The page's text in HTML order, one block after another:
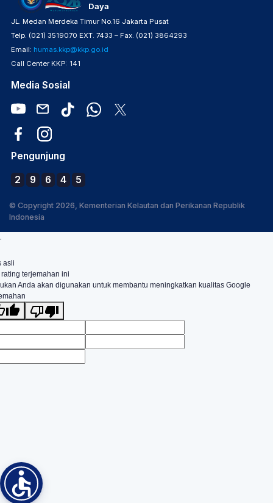
Daya
JL. Medan Merdeka Timur No.16 Jakarta Pusat
Telp. (021) 3519070 EXT. 7433 – Fax. (021) 3864293
Email: humas.kkp@kkp.go.id
Call Center KKP: 141
Media Sosial
Pengunjung
2 9 6 4 5
© Copyright 2026, Kementerian Kelautan dan Perikanan Republik
Indonesia
.
asli
terjemahan ini
Anda akan digunakan untuk membantu meningkatkan kualitas Google